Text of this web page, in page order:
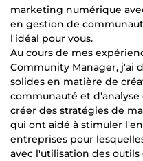
marketing numérique
en gestion de
l'idéal pour vous.
Au cours de mes
Community Manager, j'ai
solides en matière de
communauté et d'analyse
créer des stratégies de
qui ont aidé à stimuler
entreprises pour
avec l'utilisation des